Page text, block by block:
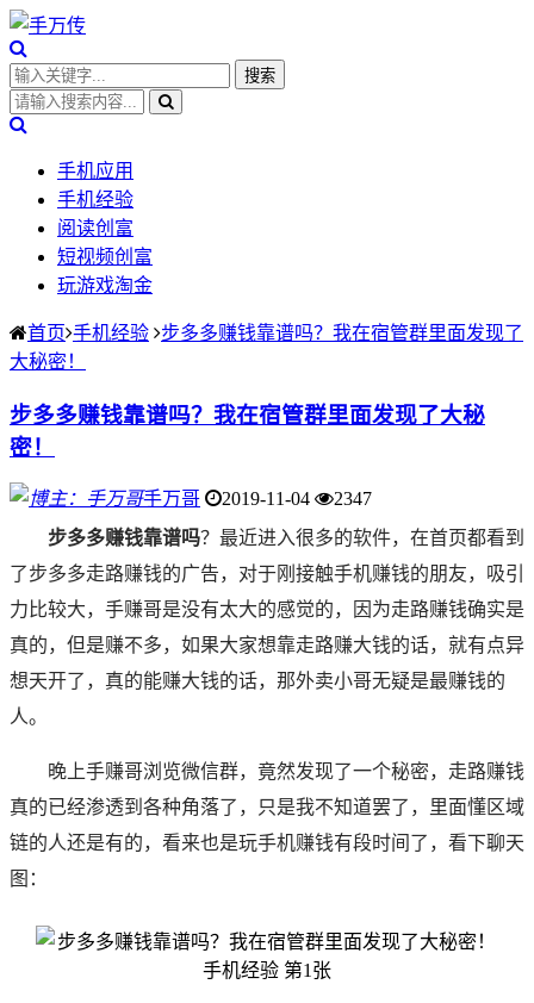
手机应用
手机经验
阅读创富
短视频创富
玩游戏淘金
首页 手机经验
步多多赚钱靠谱吗？我在宿管群里面发现了
大秘密！
步多多赚钱靠谱吗？我在宿管群里面发现了大秘
密！
手万哥 2019-11-04
2347
步多多赚钱靠谱吗？最近进入很多的软件，在首页都看到
了步多多走路赚钱的广告，对于刚接触手机赚钱的朋友，吸引
力比较大，手赚哥是没有太大的感觉的，因为走路赚钱确实是
真的，但是赚不多，如果大家想靠走路赚大钱的话，就有点异
想天开了，真的能赚大钱的话，那外卖小哥无疑是最赚钱的
人。
晚上手赚哥浏览微信群，竟然发现了一个秘密，走路赚钱
真的已经渗透到各种角落了，只是我不知道罢了，里面懂区域
链的人还是有的，看来也是玩手机赚钱有段时间了，看下聊天
图：